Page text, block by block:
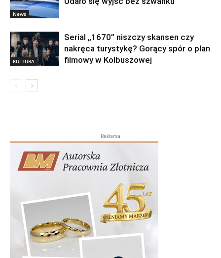
News
KULTURA
Serial „1670” niszczy skansen czy
nakręca turystykę? Gorący spór o plan
filmowy w Kolbuszowej
Reklama